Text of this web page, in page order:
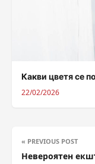
Какви цветя се
22/02/2026
« PREVIOUS POST
Невероятен